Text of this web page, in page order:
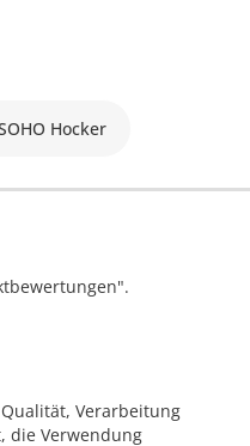
Hocker
Verarbeitung
die Verwendung